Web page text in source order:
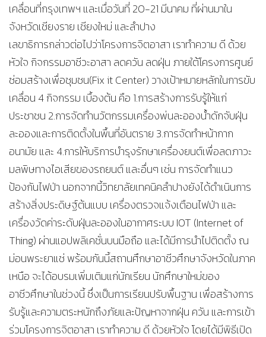
เคลื่อนที่กรุงเทพฯ และเมื่อวันที่ 20-21 มีนาคม ที่ผ่านมาใน
จังหวัดเชียงราย เชียงใหม่ และลำปาง
เลขาธิการกล่าวต่อไปว่าโครงการจิตอาสา เราทำความ ดี ด้วย
หัวใจ กิจกรรมอาชีวะอาสา ลดควัน ลดฝุ่น ภายใต้โครงการศูนย์
ซ่อมสร้างเพื่อชุมชน(Fix it Center) วางเป้าหมายหลักในการขับ
เคลื่อน 4 กิจกรรม เบื้องต้น คือ 1.การสร้างการรับรู้ให้แก่
ประชาชน 2.การจัดทำนวัตกรรมเครื่องพ่นละอองน้ำดักจับฝุ่น
ละอองและการติดตั้งในพื้นที่อันตราย 3.การจัดทำหน้ากาก
อนามัย และ 4.การให้บริการบำรุงรักษาเครื่องยนต์เพื่อลดภาวะ
มลพิษทางไอเสียของรถยนต์ และอื่นๆ เช่น การจัดทำแนว
ป้องกันไฟป่า นอกจากนี้วิทยาลัยเทคนิคลำปางยังได้ดำเนินการ
สร้างสิ่งประดิษฐ์ต้นแบบ เครื่องตรวจแจ้งเตือนไฟป่า และ
เครื่องวัดค่าระดับฝุ่นละอองในอากาศระบบ IOT (Internet of
Thing) ผ่านแอปพลิเคชั่นบนมือถือ และได้มีการนำไปติดตั้ง ณ
ม่อนพระยาแช่ พร้อมกันนี้สถานศึกษาอาชีวศึกษาจังหวัดในภาค
เหนือ จะได้อบรมเพิ่มเติมแก่นักเรียน นักศึกษาใหม่ของ
อาชีวศึกษาในช่วงนี้ ซึ่งเป็นการเรียนปรับพื้นฐาน เพื่อสร้างการ
รับรู้และความตระหนักถึงภัยและปัญหาจากฝุ่น ควัน และการเข้า
ร่วมโครงการจิตอาสา เราทำความ ดี ด้วยหัวใจ โดยได้มีพิธีเปิด